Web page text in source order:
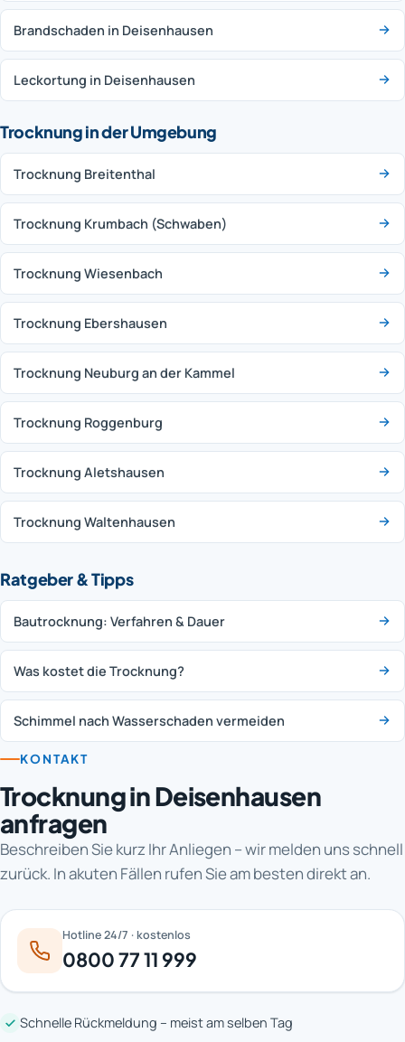
Brandschaden in Deisenhausen
Leckortung in Deisenhausen
Trocknung in der Umgebung
Trocknung Breitenthal
Trocknung Krumbach (Schwaben)
Trocknung Wiesenbach
Trocknung Ebershausen
Trocknung Neuburg an der Kammel
Trocknung Roggenburg
Trocknung Aletshausen
Trocknung Waltenhausen
Ratgeber & Tipps
Bautrocknung: Verfahren & Dauer
Was kostet die Trocknung?
Schimmel nach Wasserschaden vermeiden
KONTAKT
Trocknung in Deisenhausen
anfragen
Beschreiben Sie kurz Ihr Anliegen – wir melden uns schnell
zurück. In akuten Fällen rufen Sie am besten direkt an.
Hotline 24/7 · kostenlos
0800 77 11 999
Schnelle Rückmeldung – meist am selben Tag